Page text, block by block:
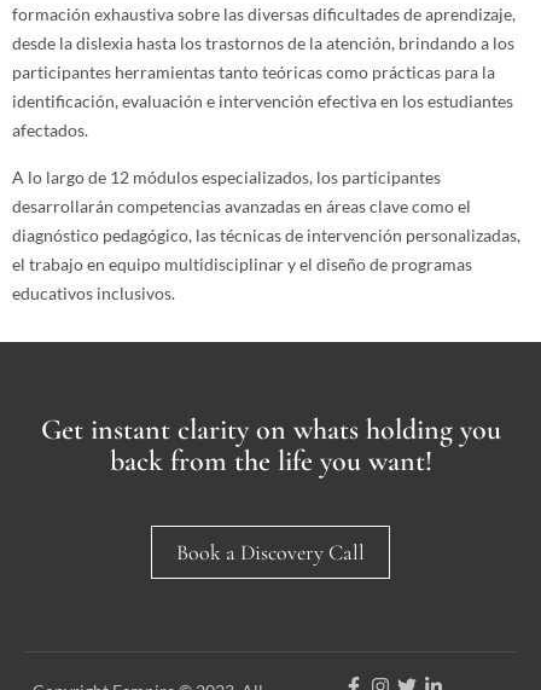
formación exhaustiva sobre las diversas dificultades de aprendizaje,
desde la dislexia hasta los trastornos de la atención, brindando a los
participantes herramientas tanto teóricas como prácticas para la
identificación, evaluación e intervención efectiva en los estudiantes
afectados.
A lo largo de 12 módulos especializados, los participantes
desarrollarán competencias avanzadas en áreas clave como el
diagnóstico pedagógico, las técnicas de intervención personalizadas,
el trabajo en equipo multidisciplinar y el diseño de programas
educativos inclusivos.
Get instant clarity on whats holding you
back from the life you want!
Book a Discovery Call